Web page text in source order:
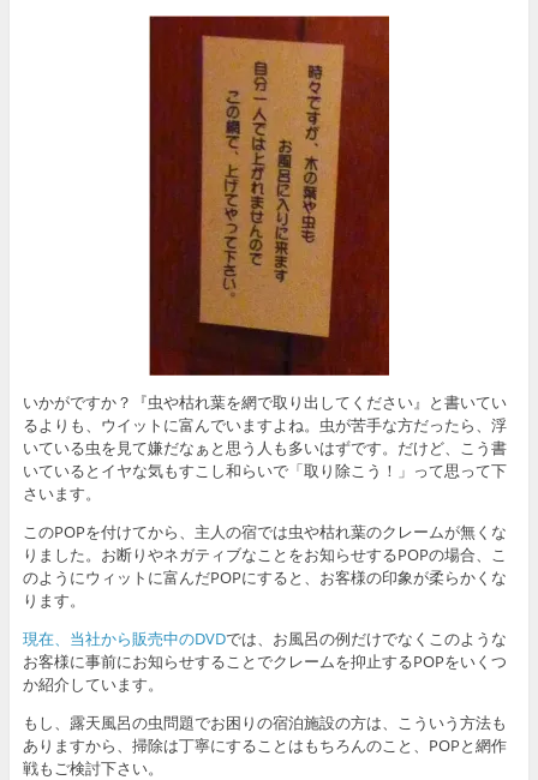
いかがですか？『虫や枯れ葉を網で取り出してください』と書いてい
るよりも、ウイットに富んでいますよね。虫が苦手な方だったら、浮
いている虫を見て嫌だなぁと思う人も多いはずです。だけど、こう書
いているとイヤな気もすこし和らいで「取り除こう！」って思って下
さいます。
このPOPを付けてから、主人の宿では虫や枯れ葉のクレームが無くな
りました。お断りやネガティブなことをお知らせするPOPの場合、こ
のようにウィットに富んだPOPにすると、お客様の印象が柔らかくな
ります。
現在、当社から販売中のDVDでは、お風呂の例だけでなくこのような
お客様に事前にお知らせすることでクレームを抑止するPOPをいくつ
か紹介しています。
もし、露天風呂の虫問題でお困りの宿泊施設の方は、こういう方法も
ありますから、掃除は丁寧にすることはもちろんのこと、POPと網作
戦もご検討下さい。